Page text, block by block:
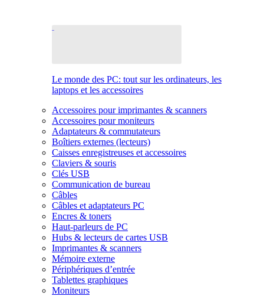
Le monde des PC: tout sur les ordinateurs, les
laptops et les accessoires
Accessoires pour imprimantes & scanners
Accessoires pour moniteurs
Adaptateurs & commutateurs
Boîtiers externes (lecteurs)
Caisses enregistreuses et accessoires
Claviers & souris
Clés USB
Communication de bureau
Câbles
Câbles et adaptateurs PC
Encres & toners
Haut-parleurs de PC
Hubs & lecteurs de cartes USB
Imprimantes & scanners
Mémoire externe
Périphériques d’entrée
Tablettes graphiques
Moniteurs